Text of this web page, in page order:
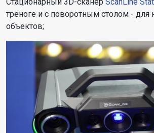
треноге и с поворотным столом - для
объектов;